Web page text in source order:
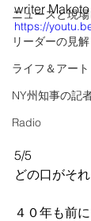
ニュースと現
リーダーの見解
ライフ＆アート
NY州知事の記
Radio
writer
https://
5/5
どの口がそれ
４０年も前